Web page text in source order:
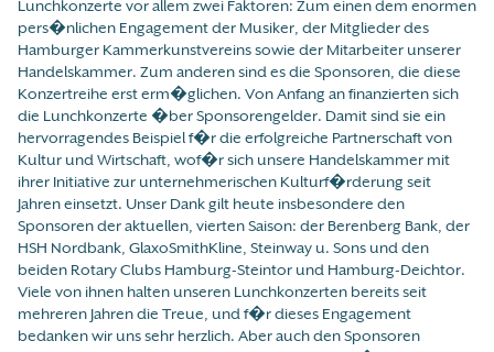
Lunchkonzerte vor allem zwei Faktoren: Zum einen dem enormen
pers�nlichen Engagement der Musiker, der Mitglieder des
Hamburger Kammerkunstvereins sowie der Mitarbeiter unserer
Handelskammer. Zum anderen sind es die Sponsoren, die diese
Konzertreihe erst erm�glichen. Von Anfang an finanzierten sich
die Lunchkonzerte �ber Sponsorengelder. Damit sind sie ein
hervorragendes Beispiel f�r die erfolgreiche Partnerschaft von
Kultur und Wirtschaft, wof�r sich unsere Handelskammer mit
ihrer Initiative zur unternehmerischen Kulturf�rderung seit
Jahren einsetzt. Unser Dank gilt heute insbesondere den
Sponsoren der aktuellen, vierten Saison: der Berenberg Bank, der
HSH Nordbank, GlaxoSmithKline, Steinway u. Sons und den
beiden Rotary Clubs Hamburg-Steintor und Hamburg-Deichtor.
Viele von ihnen halten unseren Lunchkonzerten bereits seit
mehreren Jahren die Treue, und f�r dieses Engagement
bedanken wir uns sehr herzlich. Aber auch den Sponsoren